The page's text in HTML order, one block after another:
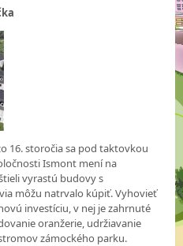
16. storočia sa pod taktovkou
Ismont mení na
vyrastú budovy s
môžu natrvalo kúpiť. Vyhovieť
investíciu, v nej je zahrnuté
oranžerie, udržiavanie
zámockého parku.